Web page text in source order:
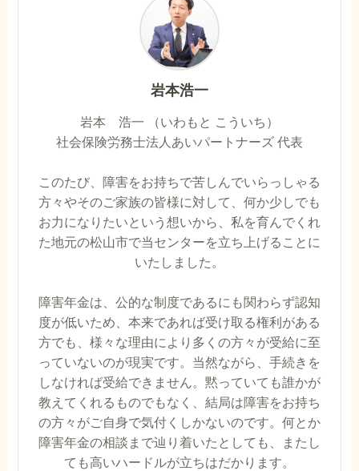
岩本浩一
岩本 浩一 （いわもと こういち）
社会保険労務士法人あいパートナーズ 代表
このたび、障害をお持ちで苦しんでいらっしゃる
方々やそのご家族の皆様に対して、何か少しでも
お力になりたいという想いから、私を育んでくれ
た地元の松山市で当センターを立ち上げることに
いたしました。
障害年金は、公的な制度であるにも関わらず認知
度が低いため、本来であれば受け取る権利がある
方でも、様々な理由により多くの方々が受給に至
っていないのが現実です。当然ながら、手続きを
しなければ受給できません。黙っていても誰かが
教えてくれるものでもなく、結局は障害をお持ち
の方々がご自身で気付くしかないのです。何とか
障害年金の相談まで辿り着いたとしても、またし
ても高いハードルが立ちはだかります。